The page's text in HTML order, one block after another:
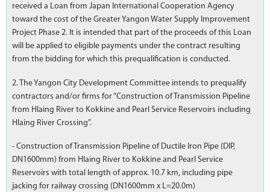
received a Loan from Japan International Cooperation Agency
toward the cost of the Greater Yangon Water Supply Improvement
Project Phase 2. It is intended that part of the proceeds of this Loan
will be applied to eligible payments under the contract resulting
from the bidding for which this prequalification is conducted.
2. The Yangon City Development Committee intends to prequalify
contractors and/or firms for “Construction of Transmission Pipeline
from Hlaing River to Kokkine and Pearl Service Reservoirs including
Hlaing River Crossing”.
- Construction of Transmission Pipeline of Ductile Iron Pipe (DIP,
DN1600mm) from Hlaing River to Kokkine and Pearl Service
Reservoirs with total length of approx. 10.7 km, including pipe
jacking for railway crossing (DN1600mm x L=20.0m)